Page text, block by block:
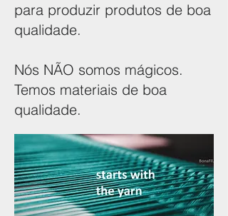
para produzir produtos de boa
qualidade.
Nós NÃO somos mágicos.
Temos materiais de boa
qualidade.